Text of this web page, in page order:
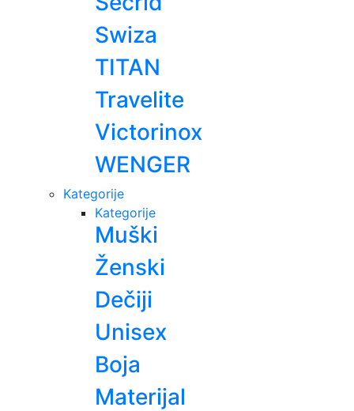
Swiza
TITAN
Travelite
Victorinox
WENGER
Kategorije
Kategorije
Muški
Ženski
Dečiji
Unisex
Boja
Materijal